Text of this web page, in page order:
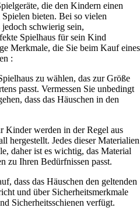
die den Kindern einen
bieten. Bei so vielen
schwierig sein,
Spielhaus für sein Kind
Merkmale, die Sie beim Kauf eines
:
zu wählen, das zur Größe
passt. Vermessen Sie unbedingt
dass das Häuschen in den
Kinder werden in der Regel aus
hergestellt. Jedes dieser Materialien
daher ist es wichtig, das Material
zu Ihren Bedürfnissen passt.
dass das Häuschen den geltenden
und über Sicherheitsmerkmale
Sicherheitsschienen verfügt.